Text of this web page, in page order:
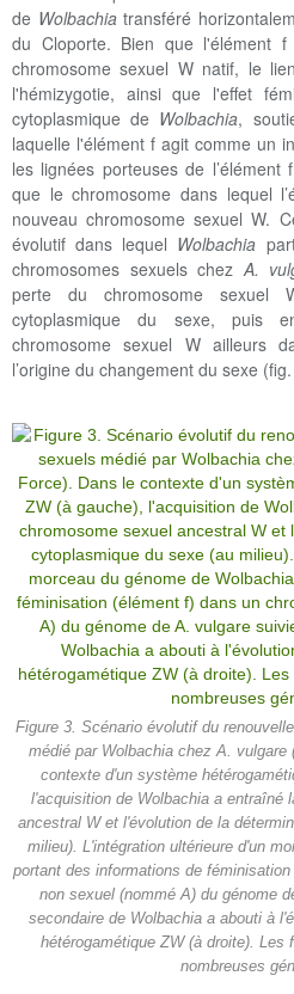
de Wolbachiatransféré
du Cloporte. Bien que l'élément
chromosome sexuel W natif, le
l'hémizygotie, ainsi que l'effet
cytoplasmique de Wolbachia,
laquelle l'élément f agit comme un
les lignées porteuses de
que le chromosome dans lequel
nouveau chromosome sexuel W.
évolutif dans lequel Wolbachia
chromosomes sexuels chezA.
perte du chromosome sexuel
cytoplasmique du sexe, puis
chromosome sexuel W ailleurs
l’origine du changement du sexe
Figure 3. Scénario évolutif du
médié par Wolbachia chez A.
contexte d'un système
l'acquisition de Wolbachia a entraîné
ancestral W et l'évolution de la
milieu). L'intégration ultérieure d'un
portant des informations de
non sexuel (nommé A) du génome
secondaire de Wolbachia a abouti à
hétérogamétique ZW (à droite).
nombreuses